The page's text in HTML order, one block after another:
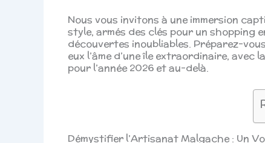
Nous vous invitons à une immersion
style, armés des clés pour un shopping
découvertes inoubliables. Préparez-
eux l’âme d’une île extraordinaire,
pour l’année 2026 et au-delà.
Démystifier l’Artisanat Malgache : Un